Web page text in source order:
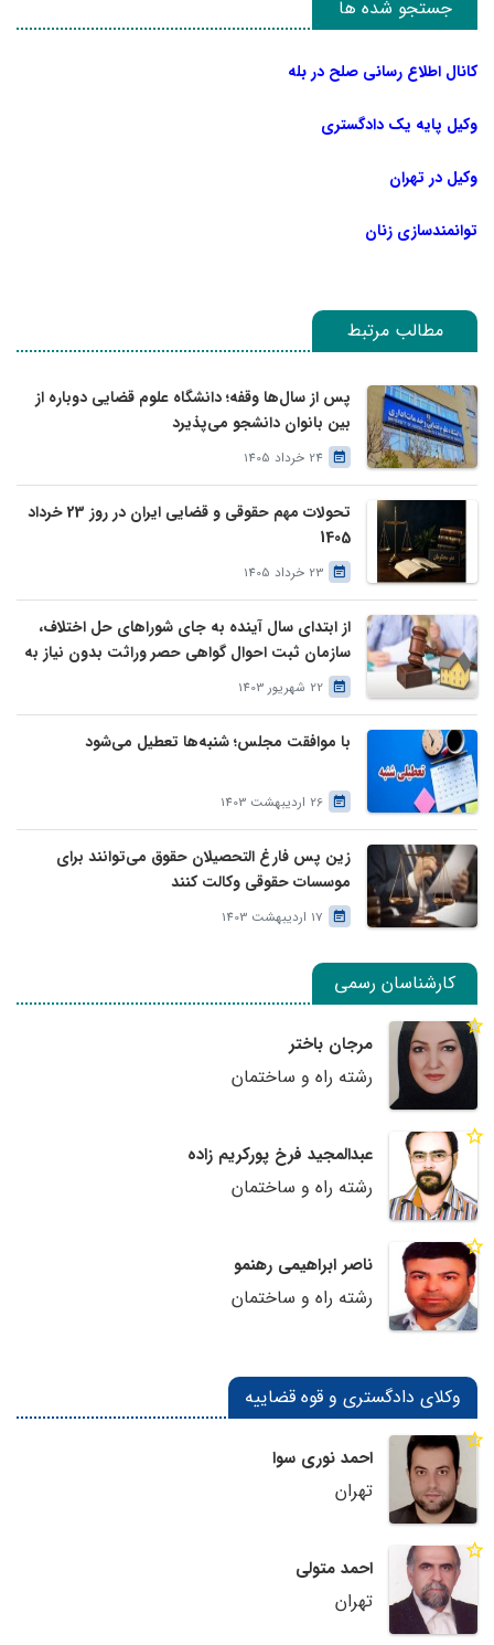
جستجو شده ها
کانال اطلاع رسانی صلح در بله
وکیل پایه یک دادگستری
وکیل در تهران
توانمندسازی زنان
مطالب مرتبط
پس از سال‌ها وقفه؛ دانشگاه علوم قضایی دوباره از
بین بانوان دانشجو می‌پذیرد
24 خرداد 1405
تحولات مهم حقوقی و قضایی ایران در روز 23 خرداد
1405
23 خرداد 1405
از ابتدای سال آینده به جای شوراهای حل اختلاف،
سازمان ثبت احوال گواهی حصر وراثت بدون نیاز به
درخواست وراث صادر خواهد کرد
22 شهریور 1403
با موافقت مجلس؛ شنبه‌ها تعطیل می‌شود
26 اردیبهشت 1403
زین پس فارغ التحصیلان حقوق می‌توانند برای
موسسات حقوقی وکالت کنند
17 اردیبهشت 1403
کارشناسان رسمی
مرجان باختر
رشته راه و ساختمان
عبدالمجید فرخ پورکریم زاده
رشته راه و ساختمان
ناصر ابراهیمی رهنمو
رشته راه و ساختمان
وکلای دادگستری و قوه قضاییه
احمد نوری سوا
تهران
احمد متولی
تهران